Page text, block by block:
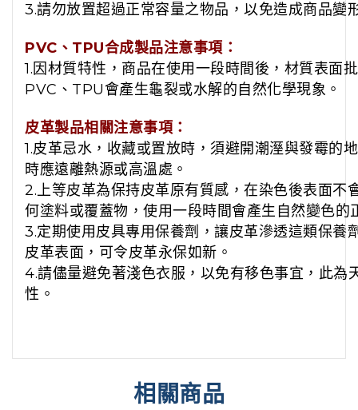
3.請勿放置超過正常容量之物品，以免造成商品變
PVC、TPU合成製品注意事項：
1.因材質特性，商品在使用一段時間後，材質表面
PVC、TPU會產生龜裂或水解的自然化學現象。
皮革製品相關注意事項：
1.皮革忌水，收藏或置放時，須避開潮溼與發霉的
時應遠離熱源或高溫處。
2.上等皮革為保持皮革原有質感，在染色後表面不
何塗料或覆蓋物，使用一段時間會產生自然變色的
3.定期使用皮具專用保養劑，讓皮革滲透這類保養
皮革表面，可令皮革永保如新。
4.請儘量避免著淺色衣服，以免有移色事宜，此為
性。
相關商品